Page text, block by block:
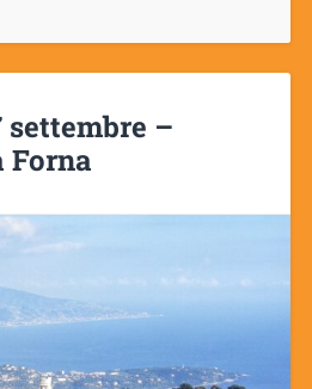
settembre –
Forna